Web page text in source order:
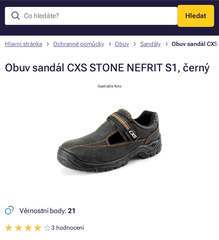
Hledat
Menu
Hlavní stránka Ochranné pomůcky Obuv Sandály Obuv sandál
Obuv sandál CXS STONE NEFRIT S1, černý
ilustrační foto
Věrnostní body: 21
3 hodnocení